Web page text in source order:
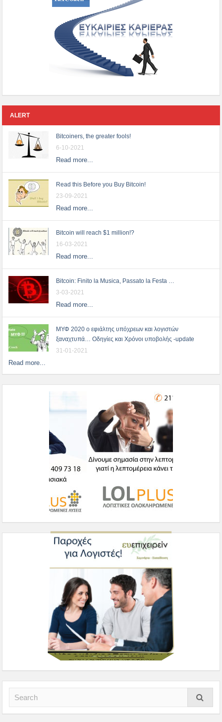
ALERT
Bitcoiners, the greater fools!
6-10-2021
Read more...
Read this Before you Buy Bitcoin!
23-09-2021
Read more...
Bitcoin will reach $1 million!?
16-03-2021
Read more...
Bitcoin: Finito la Musica, Passato la Festa …
3-03-2021
Read more...
ΜΥΦ 2020 ο εφιάλτης υπόχρεων και λογιστών
ξαναχτυπά… Οδηγίες και Χρόνοι υποβολής -update
31-01-2021
Read more...